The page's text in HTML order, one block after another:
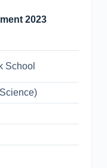
2023
School